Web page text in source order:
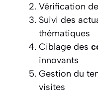
Vérification
Suivi des
thématiques
Ciblage des
innovants
Gestion du
visites